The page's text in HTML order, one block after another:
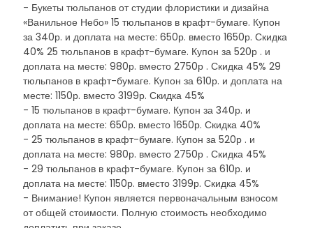
- Букеты тюльпанов от студии флористики и дизайна
«Ванильное Небо» 15 тюльпанов в крафт-бумаге. Купон
за 340р. и доплата на месте: 650р. вместо 1650р. Скидка
40% 25 тюльпанов в крафт-бумаге. Купон за 520р . и
доплата на месте: 980р. вместо 2750р . Скидка 45% 29
тюльпанов в крафт-бумаге. Купон за 610р. и доплата на
месте: 1150р. вместо 3199р. Скидка 45%
- 15 тюльпанов в крафт-бумаге. Купон за 340р. и
доплата на месте: 650р. вместо 1650р. Скидка 40%
- 25 тюльпанов в крафт-бумаге. Купон за 520р . и
доплата на месте: 980р. вместо 2750р . Скидка 45%
- 29 тюльпанов в крафт-бумаге. Купон за 610р. и
доплата на месте: 1150р. вместо 3199р. Скидка 45%
- Внимание! Купон является первоначальным взносом
от общей стоимости. Полную стоимость необходимо